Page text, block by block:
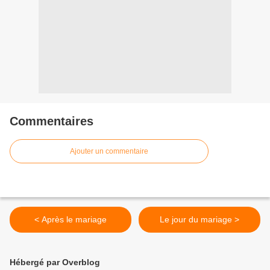
Commentaires
Ajouter un commentaire
< Après le mariage Le jour du mariage >
Hébergé par Overblog